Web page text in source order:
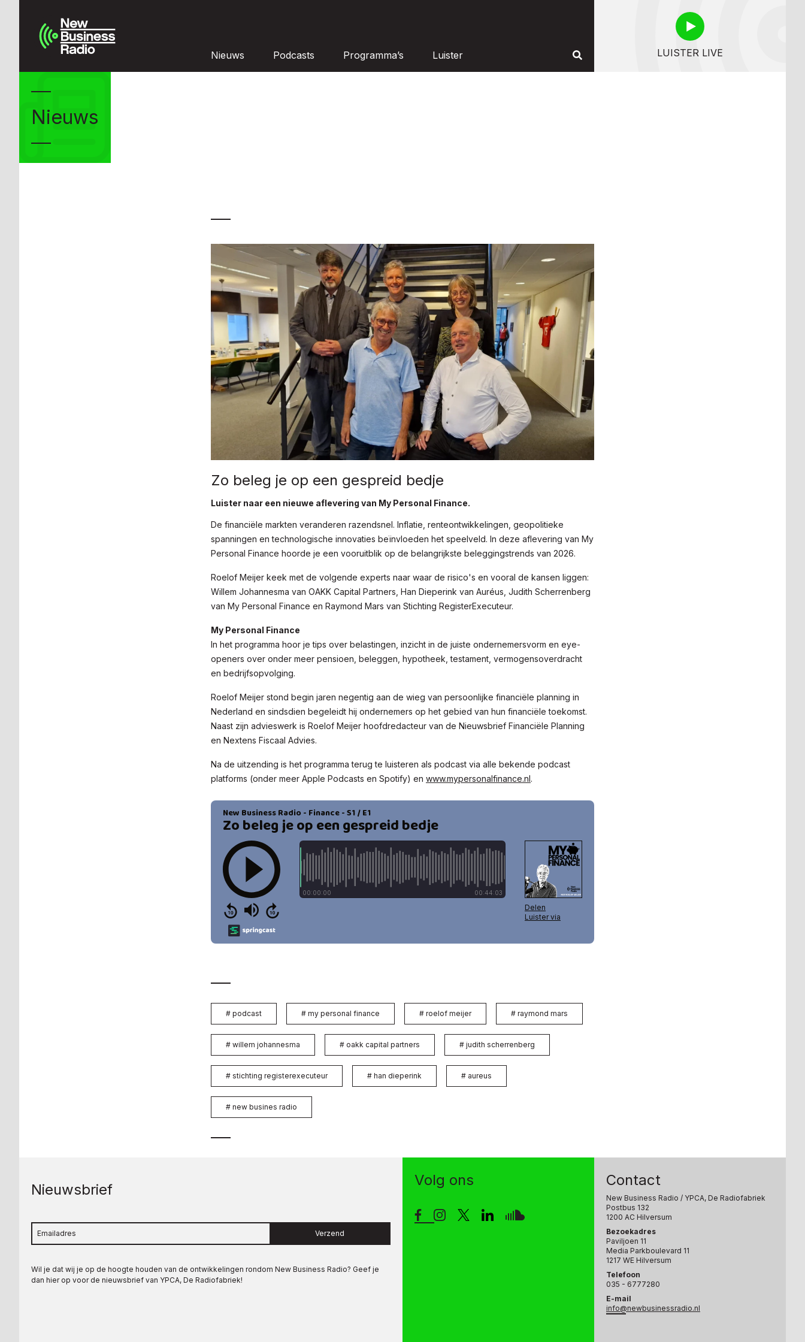
Nieuws Podcasts Programma’s Luister LUISTER LIVE
Nieuws
Zo beleg je op een gespreid bedje
Luister naar een nieuwe aflevering van My Personal Finance.
De financiële markten veranderen razendsnel. Inflatie, renteontwikkelingen, geopolitieke
spanningen en technologische innovaties beïnvloeden het speelveld. In deze aflevering van My
Personal Finance hoorde je een vooruitblik op de belangrijkste beleggingstrends van 2026.
Roelof Meijer keek met de volgende experts naar waar de risico's en vooral de kansen liggen:
Willem Johannesma van OAKK Capital Partners, Han Dieperink van Auréus, Judith Scherrenberg
van My Personal Finance en Raymond Mars van Stichting RegisterExecuteur.
My Personal Finance
In het programma hoor je tips over belastingen, inzicht in de juiste ondernemersvorm en eye-
openers over onder meer pensioen, beleggen, hypotheek, testament, vermogensoverdracht
en bedrijfsopvolging.
Roelof Meijer stond begin jaren negentig aan de wieg van persoonlijke financiële planning in
Nederland en sindsdien begeleidt hij ondernemers op het gebied van hun financiële toekomst.
Naast zijn advieswerk is Roelof Meijer hoofdredacteur van de Nieuwsbrief Financiële Planning
en Nextens Fiscaal Advies.
Na de uitzending is het programma terug te luisteren als podcast via alle bekende podcast
platforms (onder meer Apple Podcasts en Spotify) en www.mypersonalfinance.nl.
# podcast # my personal finance # roelof meijer # raymond mars
# willem johannesma # oakk capital partners # judith scherrenberg
# stichting registerexecuteur # han dieperink # aureus
# new busines radio
Nieuwsbrief
Verzend
Wil je dat wij je op de hoogte houden van de ontwikkelingen rondom New Business Radio? Geef je
dan hier op voor de nieuwsbrief van YPCA, De Radiofabriek!
Volg ons Contact
New Business Radio / YPCA, De Radiofabriek
Postbus 132
1200 AC Hilversum
Bezoekadres
Paviljoen 11
Media Parkboulevard 11
1217 WE Hilversum
Telefoon
035 - 6777280
E-mail
info@newbusinessradio.nl